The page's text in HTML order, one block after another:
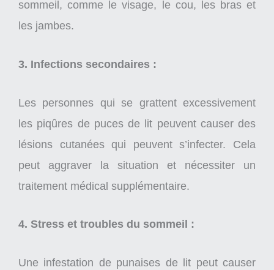
sommeil, comme le visage, le cou, les bras et
les jambes.
3. Infections secondaires :
Les personnes qui se grattent excessivement
les piqûres de puces de lit peuvent causer des
lésions cutanées qui peuvent s’infecter. Cela
peut aggraver la situation et nécessiter un
traitement médical supplémentaire.
4. Stress et troubles du sommeil :
Une infestation de punaises de lit peut causer